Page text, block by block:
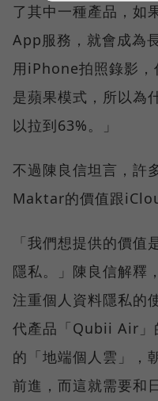
了其中一種產品，如
App服務，就會成為
用iPhone拍照錄影
是蘋果模式，所以為
以拉到63%。」
不過陳良信坦言，許
Maktar的價值跟
「我們想提供的價值
隱私。」陳良信解釋
注重個人資料隱私的
代產品「Qubii Air」
的「地端個人雲」，
前進，而這就需要和